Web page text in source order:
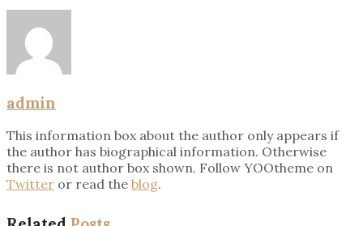
admin
This information box about the author only appears if
the author has biographical information. Otherwise
there is not author box shown. Follow YOOtheme on
Twitter or read the blog.